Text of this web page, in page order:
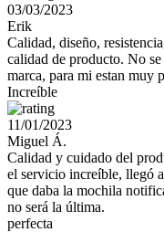
03/03/2023
Erik
Calidad, diseño,
calidad de producto. No
marca, para mi estan muy
Increíble
11/01/2023
Miguel Á.
Calidad y cuidado del
el servicio increíble, llegó
que daba la mochila
no será la última.
perfecta